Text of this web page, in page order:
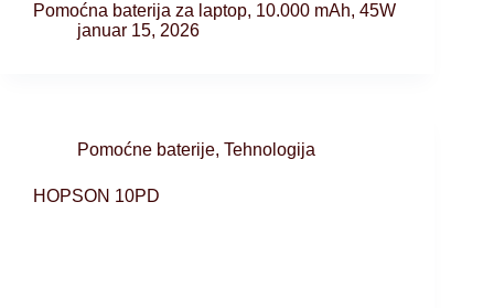
Pomoćna baterija za laptop, 10.000 mAh, 45W
januar 15, 2026
Pomoćne baterije, Tehnologija
HOPSON 10PD